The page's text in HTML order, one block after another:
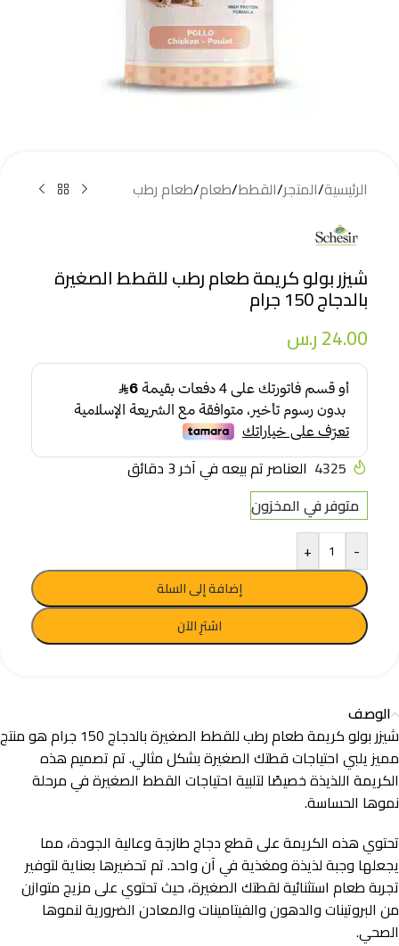
الرئيسية/المتجر/القطط/طعام/طعام رطب
شيزر بولو كريمة طعام رطب للقطط الصغيرة
بالدجاج 150 جرام
24.00ر.س
4325 العناصر تم بيعه في آخر 3 دقائق
متوفر في المخزون
-
+
إضافة إلى السلة
اشترِ الآن
الوصف
شيزر بولو كريمة طعام رطب للقطط الصغيرة بالدجاج 150 جرام هو منتج
مميز يلبي احتياجات قطتك الصغيرة بشكل مثالي. تم تصميم هذه
الكريمة اللذيذة خصيصًا لتلبية احتياجات القطط الصغيرة في مرحلة
نموها الحساسة.
تحتوي هذه الكريمة على قطع دجاج طازجة وعالية الجودة، مما
يجعلها وجبة لذيذة ومغذية في آن واحد. تم تحضيرها بعناية لتوفير
تجربة طعام استثنائية لقطتك الصغيرة، حيث تحتوي على مزيج متوازن
من البروتينات والدهون والفيتامينات والمعادن الضرورية لنموها
الصحي.